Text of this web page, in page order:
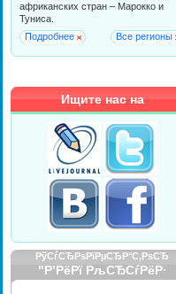
африканских стран – Марокко и
Туниса.
Подробнее
Все регионы
Ищите нас на
РўСѓСЂРѕРїРµСЂР°С‚РѕСЂ
"Р’РёРї РљСЂСѓРёР·